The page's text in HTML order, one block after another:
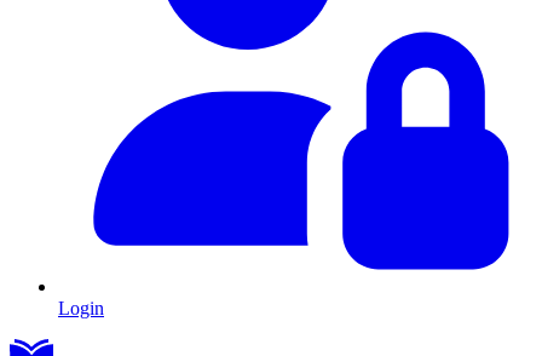
Login